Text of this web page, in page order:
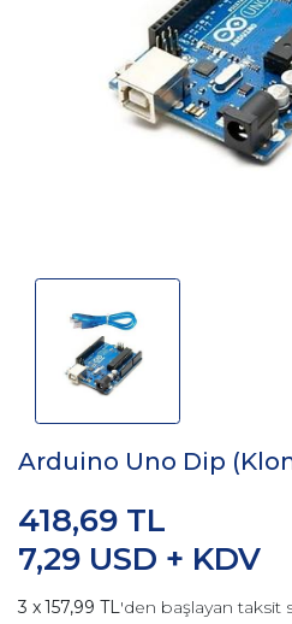
Arduino Uno Dip
7,29 USD + KDV
418,69 TL
157,99 TL'den başlayan taksit